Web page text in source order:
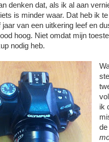
denken dat, als ik al aan
is minder waar. Dat heb ik
jaar van een uitkering leef en
hoog. Niet omdat mijn
nodig heb.
ik
de